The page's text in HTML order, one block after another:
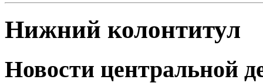
Нижний колонтитул
Новости центральной